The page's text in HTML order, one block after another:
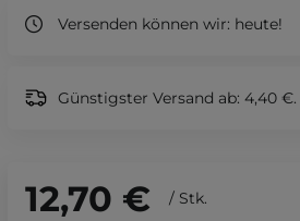
Versenden können wir: heute!
Günstigster Versand ab: 4,40 €.
12,70 € / Stk.